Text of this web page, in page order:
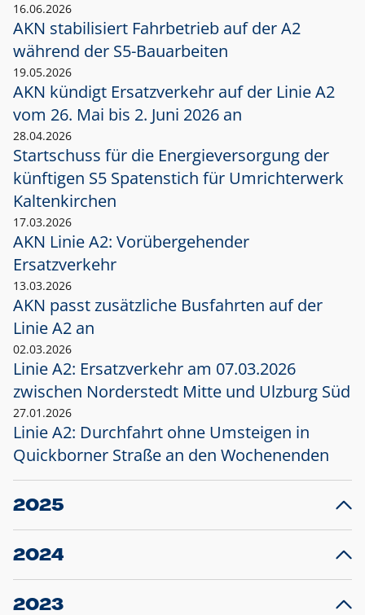
16.06.2026
AKN stabilisiert Fahrbetrieb auf der A2
während der S5-Bauarbeiten
19.05.2026
AKN kündigt Ersatzverkehr auf der Linie A2
vom 26. Mai bis 2. Juni 2026 an
28.04.2026
Startschuss für die Energieversorgung der
künftigen S5 Spatenstich für Umrichterwerk
Kaltenkirchen
17.03.2026
AKN Linie A2: Vorübergehender
Ersatzverkehr
13.03.2026
AKN passt zusätzliche Busfahrten auf der
Linie A2 an
02.03.2026
Linie A2: Ersatzverkehr am 07.03.2026
zwischen Norderstedt Mitte und Ulzburg Süd
27.01.2026
Linie A2: Durchfahrt ohne Umsteigen in
Quickborner Straße an den Wochenenden
2025
23.12.2025
Projekt S5: Start der Bauarbeiten am
2024
10.12.2024
Großprojekt S5: Sperrung der Bahnstraße in
2023